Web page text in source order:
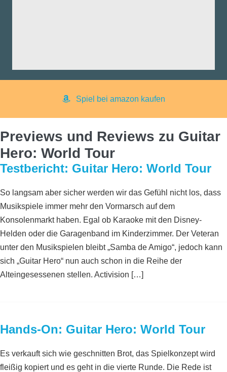
Spiel bei amazon kaufen
Previews und Reviews zu Guitar
Hero: World Tour
Testbericht: Guitar Hero: World Tour
So langsam aber sicher werden wir das Gefühl nicht los, dass
Musikspiele immer mehr den Vormarsch auf dem
Konsolenmarkt haben. Egal ob Karaoke mit den Disney-
Helden oder die Garagenband im Kinderzimmer. Der Veteran
unter den Musikspielen bleibt „Samba de Amigo“, jedoch kann
sich „Guitar Hero“ nun auch schon in die Reihe der
Alteingesessenen stellen. Activision […]
Hands-On: Guitar Hero: World Tour
Es verkauft sich wie geschnitten Brot, das Spielkonzept wird
fleißig kopiert und es geht in die vierte Runde. Die Rede ist